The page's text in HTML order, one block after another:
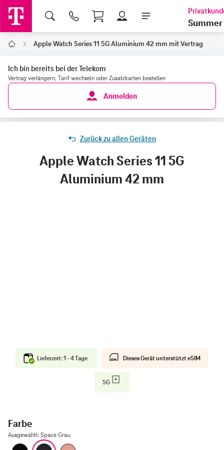
Shopping Cart
Summer
Home Apple Watch Series 11 5G Aluminium 42 mm mit Vertrag
Ich bin bereits bei der Telekom
Vertrag verlängern, Tarif wechseln oder Zusatzkarten bestellen
Anmelden
Zurück zu allen Geräten
Apple Watch Series 11 5G
Aluminium 42 mm
Lieferzeit: 1 - 4 Tage Dieses Gerät unterstützt eSIM
5G
Farbe
Ausgewählt: Space Grau
Diamantschwarz
Space Grau